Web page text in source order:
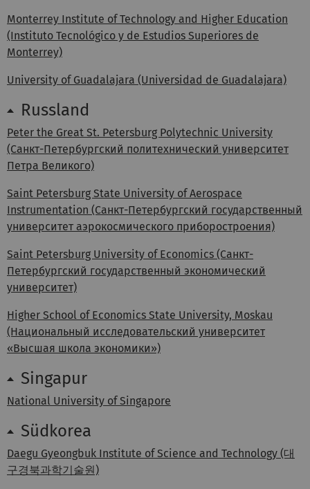
Monterrey Institute of Technology and Higher Education
(Instituto Tecnológico y de Estudios Superiores de
Monterrey)
University of Guadalajara (Universidad de Guadalajara)
Russland
Peter the Great St. Petersburg Polytechnic University
(Санкт-Петербургский политехнический университет
Петра Великого)
Saint Petersburg State University of Aerospace
Instrumentation (Санкт-Петербургский государственный
университет аэрокосмического приборостроения)
Saint Petersburg University of Economics (Санкт-
Петербургский государственный экономический
университет)
Higher School of Economics State University, Moskau
(Национальный исследовательский университет
«Высшая школа экономики»)
Singapur
National University of Singapore
Südkorea
Daegu Gyeongbuk Institute of Science and Technology (대
구경북과학기술원)